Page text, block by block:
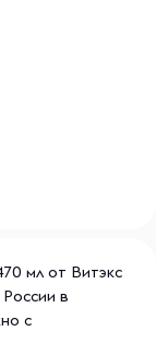
мл от Витэкс
в
с